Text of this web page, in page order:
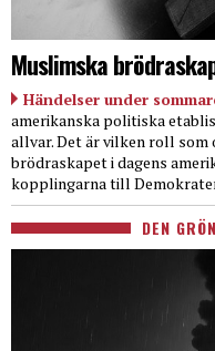
Muslimska
Händelser under
amerikanska politiska
allvar. Det är vilken roll
brödraskapet i dagens
kopplingarna till
DEN